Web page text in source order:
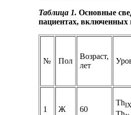
Таблица 1. Основные
пациентах, включенных
№ Пол
Возраст,
лет
1 Ж 60
Th